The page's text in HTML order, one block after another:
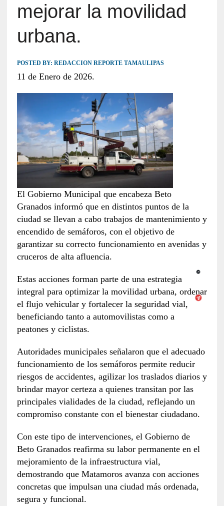
mejorar la movilidad
urbana.
POSTED BY: REDACCION REPORTE TAMAULIPAS
11 de Enero de 2026.
El Gobierno Municipal que encabeza Beto
Granados informó que en distintos puntos de la
ciudad se llevan a cabo trabajos de mantenimiento y
encendido de semáforos, con el objetivo de
garantizar su correcto funcionamiento en avenidas y
cruceros de alta afluencia.
Estas acciones forman parte de una estrategia
integral para optimizar la movilidad urbana, ordenar
el flujo vehicular y fortalecer la seguridad vial,
beneficiando tanto a automovilistas como a
peatones y ciclistas.
Autoridades municipales señalaron que el adecuado
funcionamiento de los semáforos permite reducir
riesgos de accidentes, agilizar los traslados diarios y
brindar mayor certeza a quienes transitan por las
principales vialidades de la ciudad, reflejando un
compromiso constante con el bienestar ciudadano.
Con este tipo de intervenciones, el Gobierno de
Beto Granados reafirma su labor permanente en el
mejoramiento de la infraestructura vial,
demostrando que Matamoros avanza con acciones
concretas que impulsan una ciudad más ordenada,
segura y funcional.